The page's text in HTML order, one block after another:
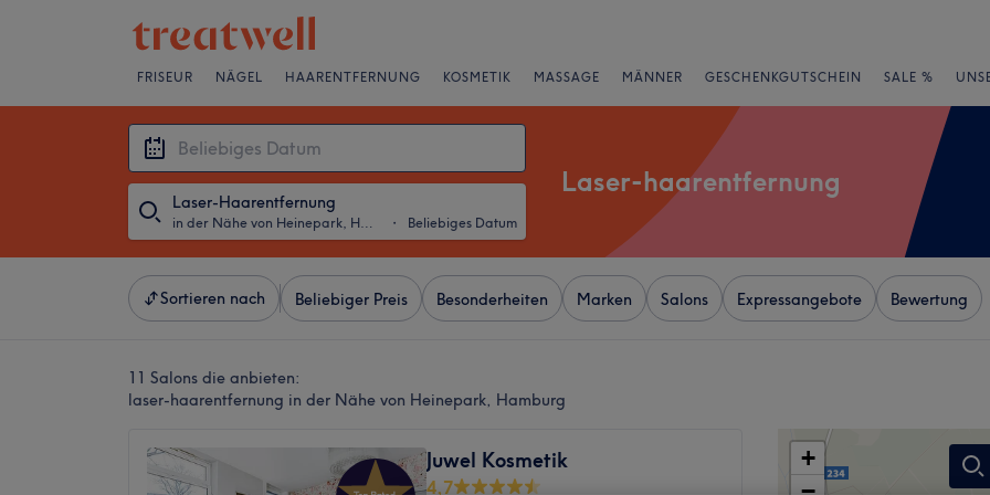
FRISEUR NÄGEL HAARENTFERNUNG KOSMETIK MASSAGE MÄNNER GESCHENKGUTSCHEIN SALE %
Laser-Haarentfernung
in der Nähe von Heinepark, Hamburg ・ Beliebiges Datum
Laser-haarentfernung
Sortieren nach Beliebiger Preis Besonderheiten Marken Salons Expressangebote Bewertung
11 Salons die anbieten:
laser-haarentfernung in der Nähe von Heinepark, Hamburg
Juwel Kosmetik
4,7
+